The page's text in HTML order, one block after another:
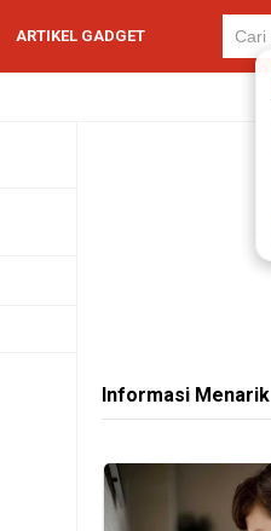
ARTIKEL GADGET
Informasi Menarik